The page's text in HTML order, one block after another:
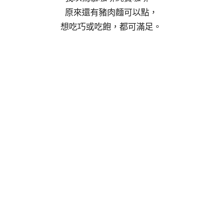
原來還有豬肉麵可以點，
想吃巧或吃飽，都可滿足。